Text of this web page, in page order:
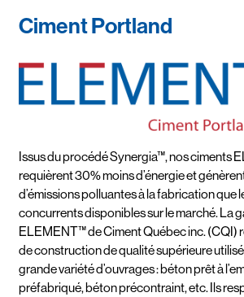
Ciment Portland
Issus du procédé Synergia™, nos ciments
requièrent 30% moins d’énergie et
d’émissions polluantes à la fabrication que
concurrents disponibles sur le marché. La
ELEMENT™ de Ciment Québec inc. (CQI)
de construction de qualité supérieure
grande variété d’ouvrages : béton prêt à
préfabriqué, béton précontraint, etc. Ils